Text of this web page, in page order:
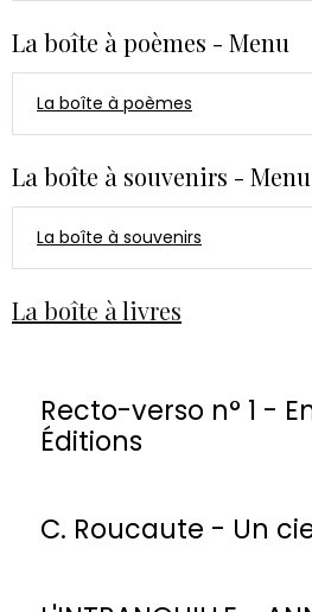
La boîte à poèmes - Menu
La boîte à poèmes
La boîte à souvenirs - Menu
La boîte à souvenirs
La boîte à livres
Recto-verso n° 1 -
Éditions
C. Roucaute - Un